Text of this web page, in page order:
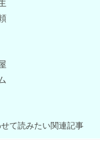
て読みたい関連記事